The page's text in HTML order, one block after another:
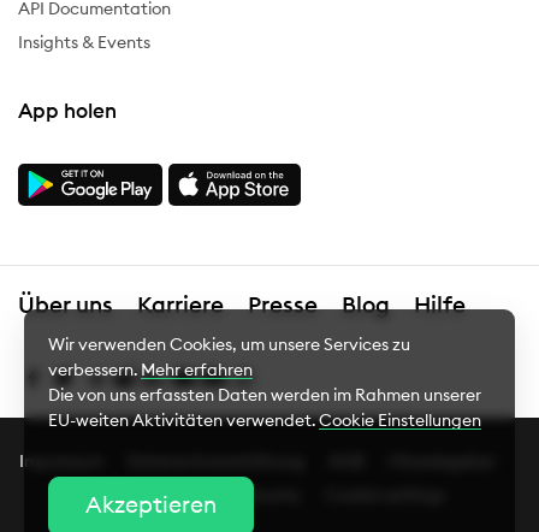
API Documentation
Insights & Events
App holen
Über uns Karriere Presse Blog Hilfe
Impressum
Complaints
Wir verwenden Cookies, um unsere Services zu
verbessern. Mehr erfahren
Die von uns erfassten Daten werden im Rahmen unserer
EU-weiten Aktivitäten verwendet.Cookie Einstellungen
Cookie Einstellungen
Akzeptieren